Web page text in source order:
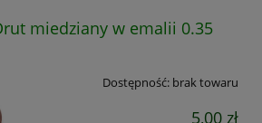
miedziany w emalii 0.35
Dostępność: brak towaru
5,00 zł